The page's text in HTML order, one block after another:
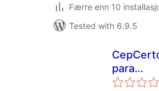
Færre enn 10
Tested with 6.9.5
para